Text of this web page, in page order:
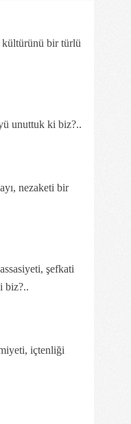
kültürünü bir türlü
unuttuk ki biz?..
nezaketi bir
şefkati
biz?..
içtenliği